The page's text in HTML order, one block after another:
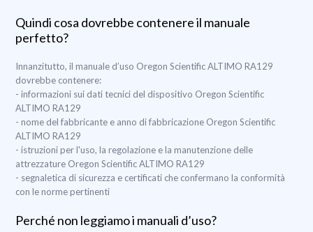
Quindi cosa dovrebbe contenere il manuale
perfetto?
Innanzitutto, il manuale d’uso Oregon Scientific ALTIMO RA129
dovrebbe contenere:
- informazioni sui dati tecnici del dispositivo Oregon Scientific
ALTIMO RA129
- nome del fabbricante e anno di fabbricazione Oregon Scientific
ALTIMO RA129
- istruzioni per l'uso, la regolazione e la manutenzione delle
attrezzature Oregon Scientific ALTIMO RA129
- segnaletica di sicurezza e certificati che confermano la conformità
con le norme pertinenti
Perché non leggiamo i manuali d’uso?